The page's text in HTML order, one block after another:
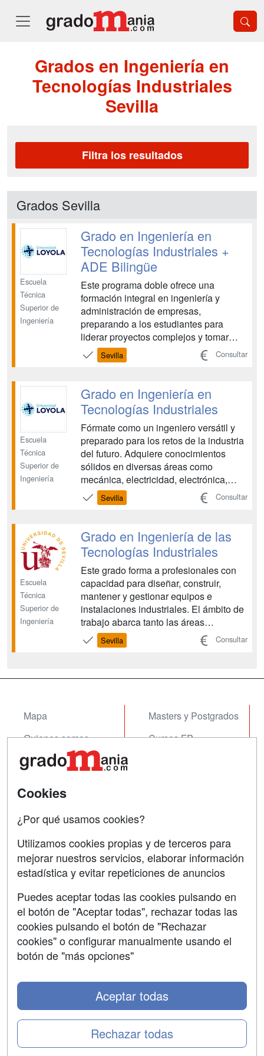
Grados en Ingeniería en
Tecnologías Industriales
Sevilla
Filtra los resultados
Grados Sevilla
Escuela
Técnica
Superior de
Ingeniería
Grado en Ingeniería en
Tecnologías Industriales +
ADE Bilingüe
Este programa doble ofrece una
formación integral en ingeniería y
administración de empresas,
preparando a los estudiantes para
liderar proyectos complejos y tomar
decisiones estratégicas en un entorno
globalizado. Combina la solidez técnica
conocimiento de la gestión empresarial,
en un formato bilingüe....
Sevilla Consultar
Escuela
Técnica
Superior de
Ingeniería
Grado en Ingeniería en
Tecnologías Industriales
Fórmate como un ingeniero versátil y
preparado para los retos de la industria
del futuro. Adquiere conocimientos
sólidos en diversas áreas como
mecánica, electricidad, electrónica,
automatización y gestión de la
producción, con un enfoque práctico y
Sevilla Consultar
Escuela
Técnica
Superior de
Ingeniería
Grado en Ingeniería de las
Tecnologías Industriales
Este grado forma a profesionales con
capacidad para diseñar, construir,
mantener y gestionar equipos e
instalaciones industriales. El ámbito de
trabajo abarca tanto las áreas
tradicionales de la ingeniería industrial:
ingeniería mecánica, eléctrica,
Sevilla Consultar
Mapa
Quienes somos
Tarifas publicidad
Masters y Postgrados
Cursos FP
Contactar
Confidencialidad
Copyleft
SÍGUENOS EN:
Cookies
¿Por qué usamos cookies?
Utilizamos cookies propias y de terceros para
mejorar nuestros servicios, elaborar información
estadística y evitar repeticiones de anuncios
Puedes aceptar todas las cookies pulsando en
el botón de "Aceptar todas", rechazar todas las
cookies pulsando el botón de "Rechazar
cookies" o configurar manualmente usando el
botón de "más opciones"
Rechazar todas
Aceptar todas